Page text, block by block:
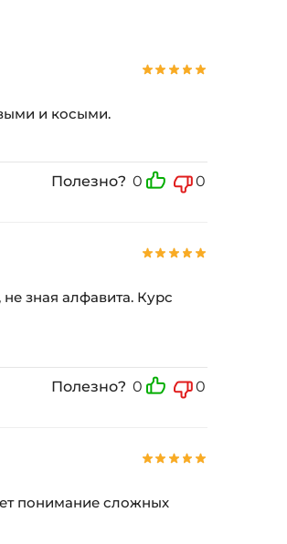
и косыми.
Полезно? 0 0
зная алфавита. Курс
Полезно? 0 0
понимание сложных